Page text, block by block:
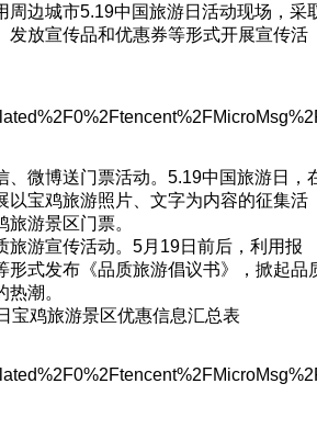
周边城市5.19中国旅游日活动现场，采
发放宣传品和优惠券等形式开展宣传活
微博送门票活动。5.19中国旅游日，
以宝鸡旅游照片、文字为内容的征集活
游景区门票。
游宣传活动。5月19日前后，利用报
形式发布《品质旅游倡议书》，掀起品
潮。
鸡旅游景区优惠信息汇总表